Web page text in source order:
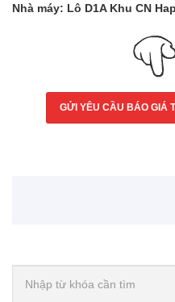
Nhà máy: Lô D1A Khu CN
GỬI YÊU CẦU BÁO GIÁ